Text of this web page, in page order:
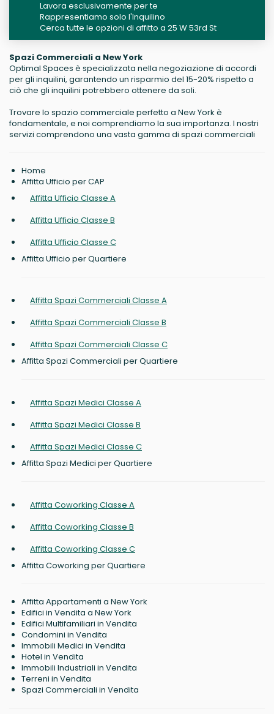
Lavora esclusivamente per te
Rappresentiamo solo l'Inquilino
Cerca tutte le opzioni di affitto a 25 W 53rd St
Spazi Commerciali a New York
Optimal Spaces è specializzata nella negoziazione di accordi
per gli inquilini, garantendo un risparmio del 15-20% rispetto a
ciò che gli inquilini potrebbero ottenere da soli.
Trovare lo spazio commerciale perfetto a New York è
fondamentale, e noi comprendiamo la sua importanza. I nostri
servizi comprendono una vasta gamma di spazi commerciali
Home
Affitta Ufficio per CAP
Affitta Ufficio Classe A
Affitta Ufficio Classe B
Affitta Ufficio Classe C
Affitta Ufficio per Quartiere
Affitta Spazi Commerciali Classe A
Affitta Spazi Commerciali Classe B
Affitta Spazi Commerciali Classe C
Affitta Spazi Commerciali per Quartiere
Affitta Spazi Medici Classe A
Affitta Spazi Medici Classe B
Affitta Spazi Medici Classe C
Affitta Spazi Medici per Quartiere
Affitta Coworking Classe A
Affitta Coworking Classe B
Affitta Coworking Classe C
Affitta Coworking per Quartiere
Affitta Appartamenti a New York
Edifici in Vendita a New York
Edifici Multifamiliari in Vendita
Condomini in Vendita
Immobili Medici in Vendita
Hotel in Vendita
Immobili Industriali in Vendita
Terreni in Vendita
Spazi Commerciali in Vendita